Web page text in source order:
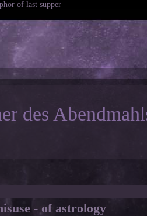
of last supper
des
- of astrology